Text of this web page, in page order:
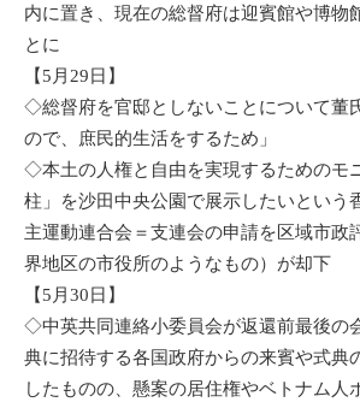
内に置き、現在の総督府は迎賓館や博物
とに
【5月29日】
◇総督府を官邸としないことについて董
ので、庶民的生活をするため」
◇本土の人権と自由を実現するためのモ
柱」を沙田中央公園で展示したいという
主運動連合会＝支連会の申請を区域市政
界地区の市役所のようなもの）が却下
【5月30日】
◇中英共同連絡小委員会が返還前最後の
典に招待する各国政府からの来賓や式典
したものの、懸案の居住権やベトナム人